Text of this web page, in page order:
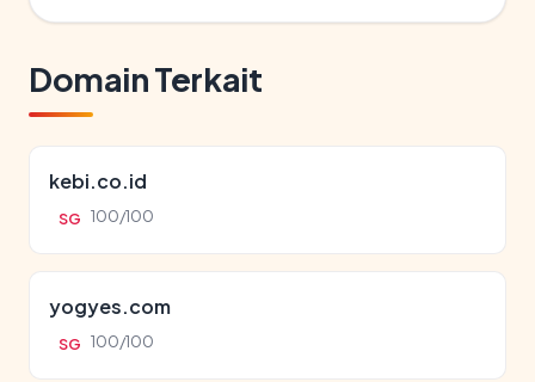
Domain Terkait
kebi.co.id
SG 100/100
yogyes.com
SG 100/100